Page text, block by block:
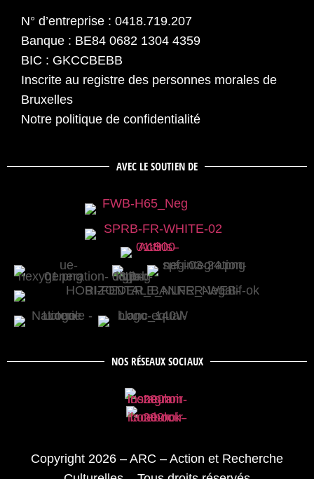
N° d’entreprise : 0418.719.207
Banque : BE84 0682 1304 4359
BIC : GKCCBEBB
Inscrite au registre des personnes morales de
Bruxelles
Notre politique de confidentialité
AVEC LE SOUTIEN DE
NOS RÉSEAUX SOCIAUX
Copyright 2026 – ARC – Action et Recherche